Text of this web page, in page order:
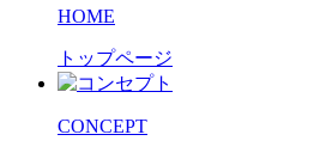
HOME
トップページ
CONCEPT